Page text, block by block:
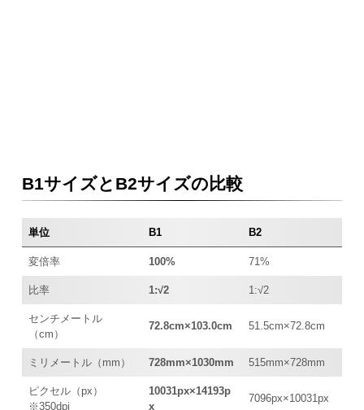
B1サイズとB2サイズの比較
単位 B1 B2
変倍率 100% 71%
比率 1:√2 1:√2
センチメートル
（cm）
72.8cm×103.0cm 51.5cm×72.8cm
ミリメートル（mm） 728mm×1030mm 515mm×728mm
ピクセル（px）
※350dpi
10031px×14193p
x
7096px×10031px